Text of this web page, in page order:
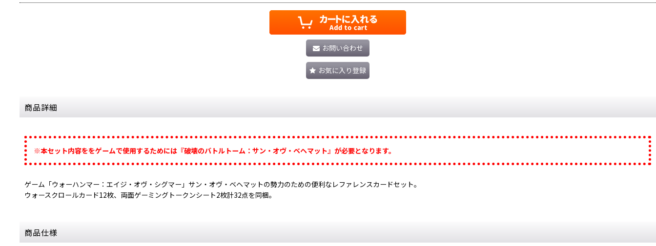
お問い合わせ
お気に入り登録
商品詳細
※本セット内容ををゲームで使用するためには『破壊のバトルトーム：サン・オヴ・ベヘマット』が必要となります。
ゲーム「ウォーハンマー：エイジ・オヴ・シグマー」サン・オヴ・ベヘマットの勢力のための便利なレファレンスカードセット。
ウォースクロールカード12枚、両面ゲーミングトークンシート2枚計32点を同梱。
商品仕様